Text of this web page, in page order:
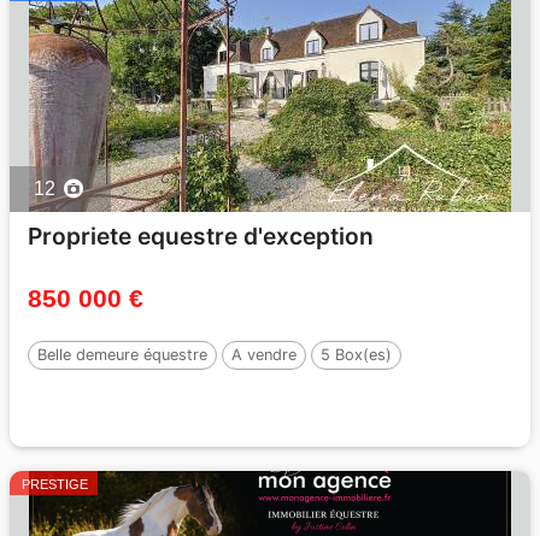
12
Propriete equestre d'exception
850 000 €
Belle demeure équestre A vendre 5 Box(es)
PRESTIGE